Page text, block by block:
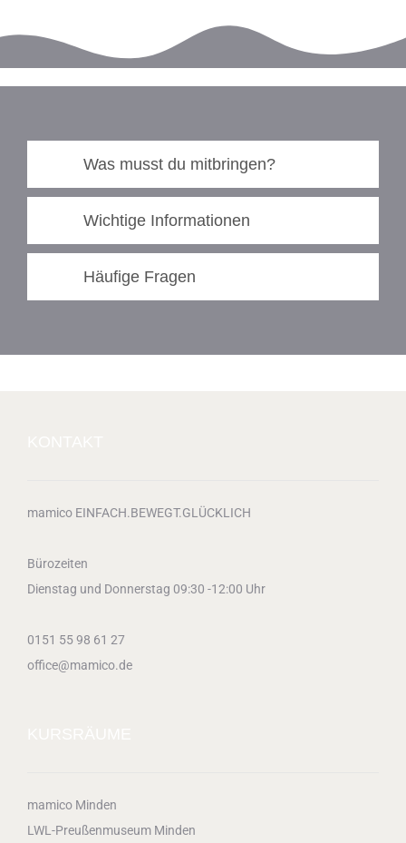
Was musst du mitbringen?
Wichtige Informationen
Häufige Fragen
mamico EINFACH.BEWEGT.GLÜCKLICH
Bürozeiten
Dienstag und Donnerstag 09:30 -12:00 Uhr
0151 55 98 61 27
office@mamico.de
mamico Minden
LWL-Preußenmuseum Minden